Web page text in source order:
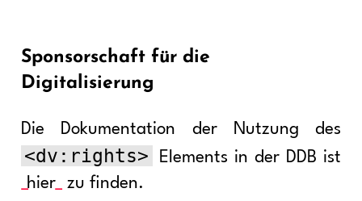
Sponsorschaft für die
Digitalisierung
Die Dokumentation der Nutzung des
<dv:rights>
Elements in der DDB ist
hier
zu finden.